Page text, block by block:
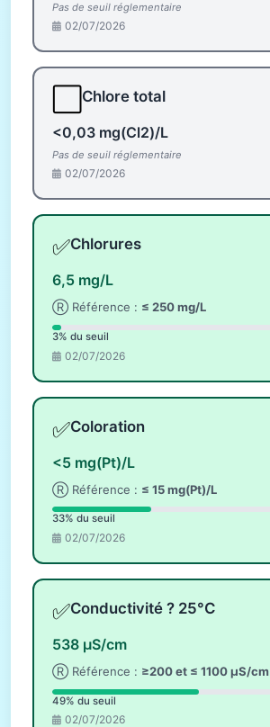
Pas de seuil réglementaire
02/07/2026
Chlore total
<0,03 mg(Cl2)/L
Pas de seuil réglementaire
02/07/2026
✅Chlorures
6,5 mg/L
Ⓡ Référence : ≤ 250 mg/L
3% du seuil
02/07/2026
✅Coloration
<5 mg(Pt)/L
Ⓡ Référence : ≤ 15 mg(Pt)/L
33% du seuil
02/07/2026
✅Conductivité ? 25°C
538 µS/cm
Ⓡ Référence : ≥200 et ≤ 1100 µS/cm
49% du seuil
02/07/2026